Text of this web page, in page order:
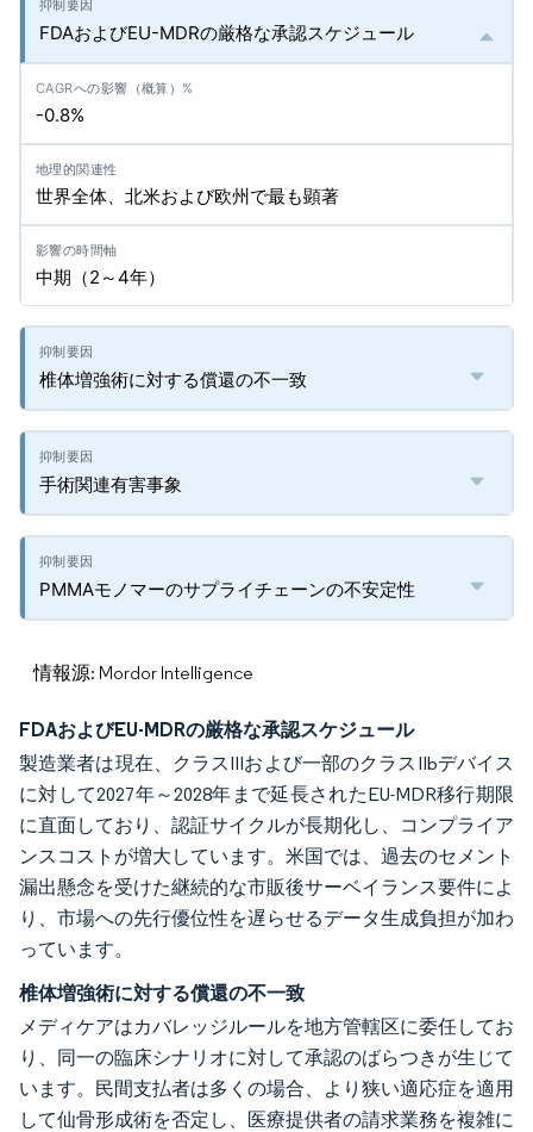
FDAおよびEU-MDRの厳格な承認スケジュール
-0.8%
世界全体、北米および欧州で最も顕著
中期（2～4年）
椎体増強術に対する償還の不一致
手術関連有害事象
PMMAモノマーのサプライチェーンの不安定性
情報源: Mordor Intelligence
FDAおよびEU-MDRの厳格な承認スケジュール
製造業者は現在、クラスIIIおよび一部のクラスIIbデバイス
に対して2027年～2028年まで延長されたEU-MDR移行期限
に直面しており、認証サイクルが長期化し、コンプライア
ンスコストが増大しています。米国では、過去のセメント
漏出懸念を受けた継続的な市販後サーベイランス要件によ
り、市場への先行優位性を遅らせるデータ生成負担が加わ
っています。
椎体増強術に対する償還の不一致
メディケアはカバレッジルールを地方管轄区に委任してお
り、同一の臨床シナリオに対して承認のばらつきが生じて
います。民間支払者は多くの場合、より狭い適応症を適用
して仙骨形成術を否定し、医療提供者の請求業務を複雑に